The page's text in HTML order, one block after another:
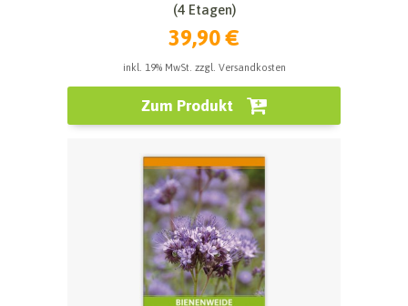
(4 Etagen)
39,90 €
inkl. 19% MwSt. zzgl. Versandkosten
Zum Produkt